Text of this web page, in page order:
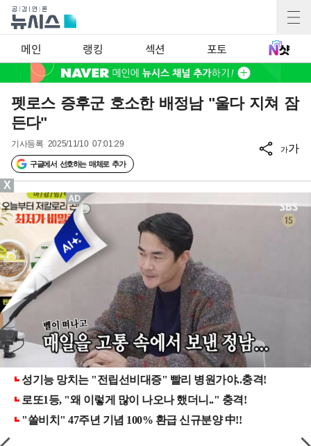
메인 랭킹 섹션 포토
펫로스 증후군 호소한 배정남 "울다 지쳐 잠
든다"
기사등록 2025/11/10 07:01:29
구글에서 선호하는 매체로 추가
가가
X